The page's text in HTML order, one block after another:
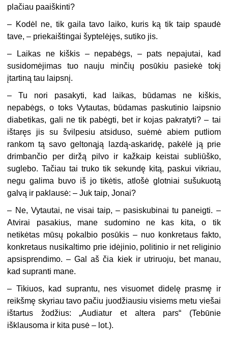
plačiau paaiškinti?
– Kodėl ne, tik gaila tavo laiko, kuris ką tik taip spaudė
tave, – priekaištingai šyptelėjęs, sutiko jis.
– Laikas ne kiškis – nepabėgs, – pats nepajutai, kad
susidomėjimas tuo nauju minčių posūkiu pasiekė tokį
įtartiną tau laipsnį.
– Tu nori pasakyti, kad laikas, būdamas ne kiškis,
nepabėgs, o toks Vytautas, būdamas paskutinio laipsnio
diabetikas, gali ne tik pabėgti, bet ir kojas pakratyti? – tai
ištaręs jis su švilpesiu atsiduso, suėmė abiem putliom
rankom tą savo geltonąją lazdą-askaridę, pakėlė ją prie
drimbančio per diržą pilvo ir kažkaip keistai subliūško,
suglebo. Tačiau tai truko tik sekundę kitą, paskui vikriau,
negu galima buvo iš jo tikėtis, atlošė glotniai sušukuotą
galvą ir paklausė: – Juk taip, Jonai?
– Ne, Vytautai, ne visai taip, – pasiskubinai tu paneigti. –
Atvirai pasakius, mane sudomino ne kas kita, o tik
netikėtas mūsų pokalbio posūkis – nuo konkretaus fakto,
konkretaus nusikaltimo prie idėjinio, politinio ir net religinio
apsisprendimo. – Gal aš čia kiek ir utriruoju, bet manau,
kad supranti mane.
– Tikiuos, kad suprantu, nes visuomet didelę prasmę ir
reikšmę skyriau tavo pačiu juodžiausiu visiems metu viešai
ištartus žodžius: „Audiatur et altera pars“ (Tebūnie
išklausoma ir kita pusė – lot.).